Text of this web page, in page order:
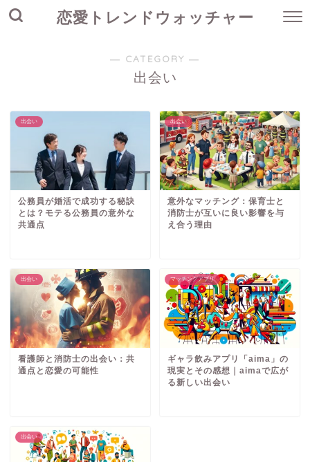
恋愛トレンドウォッチャー
― CATEGORY ―
出会い
出会い
公務員が婚活で成功する秘訣
とは？モテる公務員の意外な
共通点
出会い
意外なマッチング：保育士と
消防士が互いに良い影響を与
え合う理由
出会い
看護師と消防士の出会い：共
通点と恋愛の可能性
マッチングアプリ
ギャラ飲みアプリ「aima」の
現実とその感想｜aimaで広が
る新しい出会い
出会い